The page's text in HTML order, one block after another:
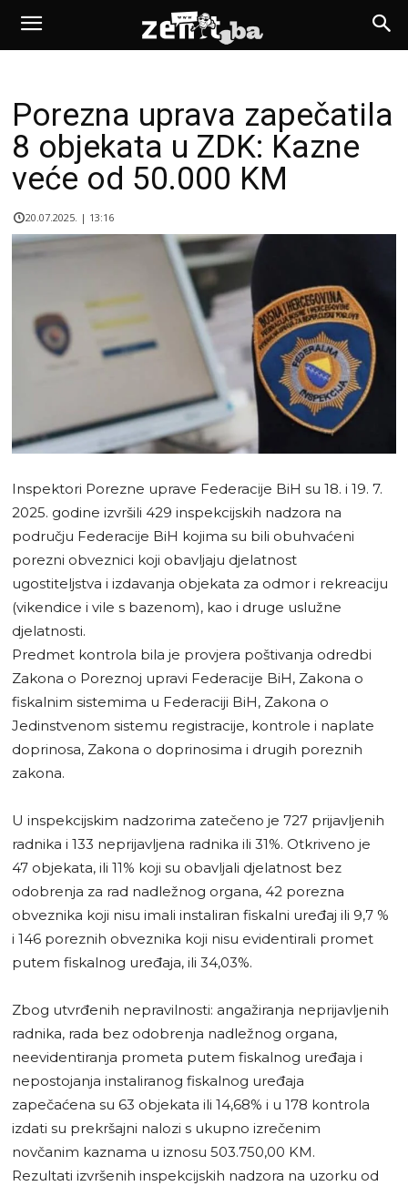
Porezna uprava zapečatila
8 objekata u ZDK: Kazne
veće od 50.000 KM
20.07.2025. | 13:16
Inspektori Porezne uprave Federacije BiH su 18. i 19. 7.
2025. godine izvršili 429 inspekcijskih nadzora na
području Federacije BiH kojima su bili obuhvaćeni
porezni obveznici koji obavljaju djelatnost
ugostiteljstva i izdavanja objekata za odmor i rekreaciju
(vikendice i vile s bazenom), kao i druge uslužne
djelatnosti.
Predmet kontrola bila je provjera poštivanja odredbi
Zakona o Poreznoj upravi Federacije BiH, Zakona o
fiskalnim sistemima u Federaciji BiH, Zakona o
Jedinstvenom sistemu registracije, kontrole i naplate
doprinosa, Zakona o doprinosima i drugih poreznih
zakona.
U inspekcijskim nadzorima zatečeno je 727 prijavljenih
radnika i 133 neprijavljena radnika ili 31%. Otkriveno je
47 objekata, ili 11% koji su obavljali djelatnost bez
odobrenja za rad nadležnog organa, 42 porezna
obveznika koji nisu imali instaliran fiskalni uređaj ili 9,7 %
i 146 poreznih obveznika koji nisu evidentirali promet
putem fiskalnog uređaja, ili 34,03%.
Zbog utvrđenih nepravilnosti: angažiranja neprijavljenih
radnika, rada bez odobrenja nadležnog organa,
neevidentiranja prometa putem fiskalnog uređaja i
nepostojanja instaliranog fiskalnog uređaja
zapečaćena su 63 objekata ili 14,68% i u 178 kontrola
izdati su prekršajni nalozi s ukupno izrečenim
novčanim kaznama u iznosu 503.750,00 KM.
Rezultati izvršenih inspekcijskih nadzora na uzorku od